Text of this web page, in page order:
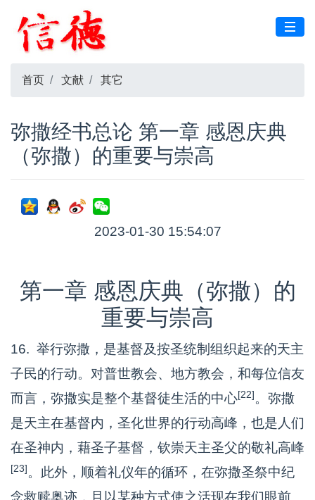
首页 文献 其它
弥撒经书总论 第一章 感恩庆典
（弥撒）的重要与崇高
2023-01-30 15:54:07
第一章 感恩庆典（弥撒）的
重要与崇高
16. 举行弥撒，是基督及按圣统制组织起来的天主
子民的行动。对普世教会、地方教会，和每位信友
而言，弥撒实是整个基督徒生活的中心[22]。弥撒
是天主在基督内，圣化世界的行动高峰，也是人们
在圣神内，藉圣子基督，钦崇天主圣父的敬礼高峰
[23]。此外，顺着礼仪年的循环，在弥撒圣祭中纪
念救赎奥迹，且以某种方式使之活现在我们眼前